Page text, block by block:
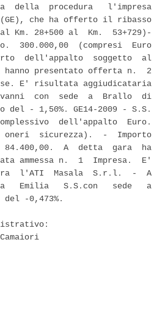
della  procedura   l'impresa
che ha offerto il ribasso
Km. 28+500 al  Km.  53+729)-
300.000,00  (compresi  Euro
dell'appalto  soggetto  al
hanno presentato offerta n.  2
E' risultata aggiudicataria
con  sede  a  Brallo  di
- 1,50%. GE14-2009 - S.S.
dell'appalto  Euro.
oneri  sicurezza).  -  Importo
A  detta  gara  ha
ammessa n.  1  Impresa.  E'
l'ATI  Masala  S.r.l.  -  A
Emilia   S.S.con   sede   a
-0,473%.